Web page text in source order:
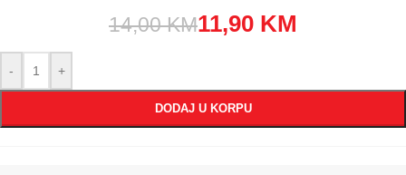
14,00KM11,90 KM
- +
DODAJ U KORPU